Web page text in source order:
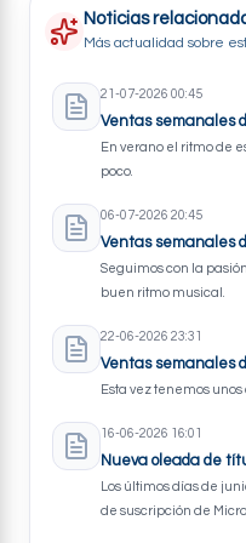
Noticias
Más actualidad sobre
21-07-2026 00:45
Ventas semanales
En verano el ritmo de
poco.
06-07-2026 20:45
Ventas semanales
Seguimos con la
buen ritmo musical.
22-06-2026 23:31
Ventas semanales
Esta vez tenemos
16-06-2026 16:01
Nueva oleada de
Los últimos días de
de suscripción de